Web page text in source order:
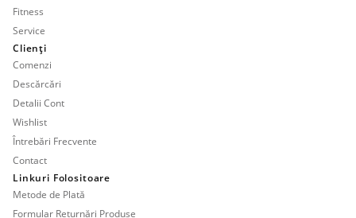
Fitness
Service
Clienți
Comenzi
Descărcări
Detalii Cont
Wishlist
Întrebări Frecvente
Contact
Linkuri Folositoare
Metode de Plată
Formular Returnări Produse